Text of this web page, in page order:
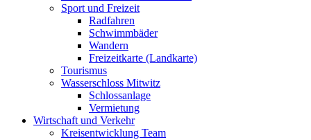
Sport und Freizeit
Radfahren
Schwimmbäder
Wandern
Freizeitkarte (Landkarte)
Tourismus
Wasserschloss Mitwitz
Schlossanlage
Vermietung
Wirtschaft und Verkehr
Kreisentwicklung Team